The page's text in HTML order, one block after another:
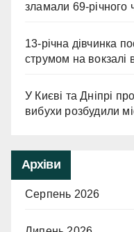
зламали 69-річного
13-річна дівчинка
струмом на вокзалі
У Києві та Дніпрі
вибухи розбудили
Архіви
Серпень 2026